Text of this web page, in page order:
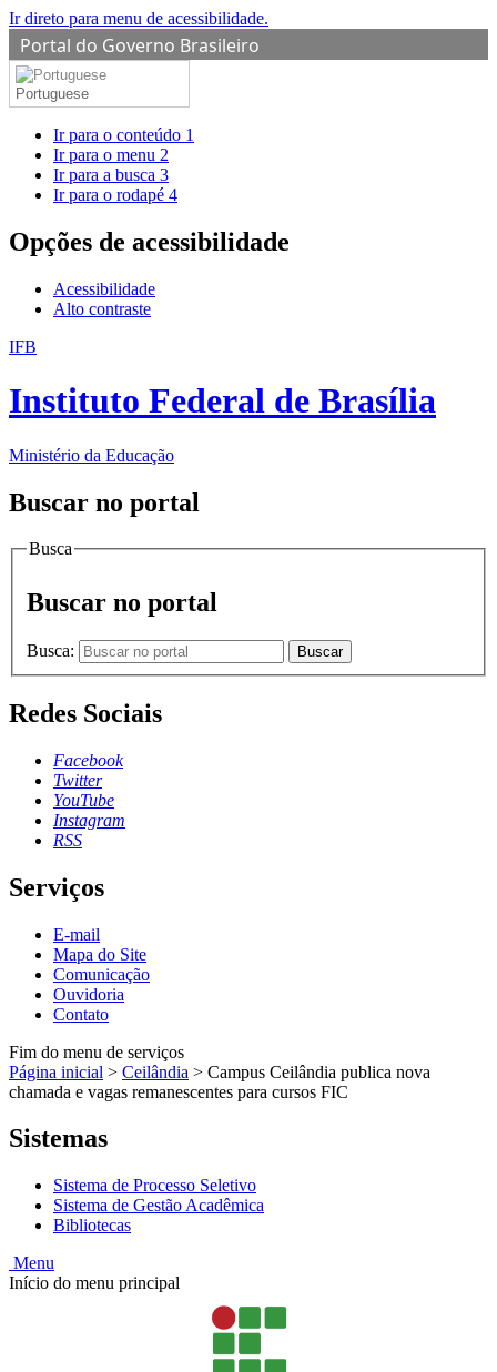
Ir direto para menu de acessibilidade.
Portal do Governo Brasileiro
Portuguese
Ir para o conteúdo 1
Ir para o menu 2
Ir para a busca 3
Ir para o rodapé 4
Opções de acessibilidade
Acessibilidade
Alto contraste
IFB
Instituto Federal de Brasília
Ministério da Educação
Buscar no portal
Busca
Buscar no portal
Busca: Buscar
Redes Sociais
Facebook
Twitter
YouTube
Instagram
RSS
Serviços
E-mail
Mapa do Site
Comunicação
Ouvidoria
Contato
Fim do menu de serviços
Página inicial > Ceilândia > Campus Ceilândia publica nova
chamada e vagas remanescentes para cursos FIC
Sistemas
Sistema de Processo Seletivo
Sistema de Gestão Acadêmica
Bibliotecas
Menu
Início do menu principal